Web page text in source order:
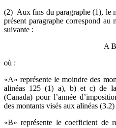
(2) Aux fins du paragraphe (1), le
présent paragraphe correspond
suivante :
A B
où :
«A» représente le moindre des
alinéas 125 (1) a), b) et c) de la
(Canada) pour l’année
des montants visés aux alinéas
«B» représente le coefficient de